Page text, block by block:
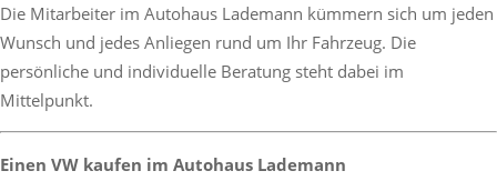
Die Mitarbeiter im Autohaus Lademann kümmern sich um jeden
Wunsch und jedes Anliegen rund um Ihr Fahrzeug. Die
persönliche und individuelle Beratung steht dabei im
Mittelpunkt.
Einen VW kaufen im Autohaus Lademann